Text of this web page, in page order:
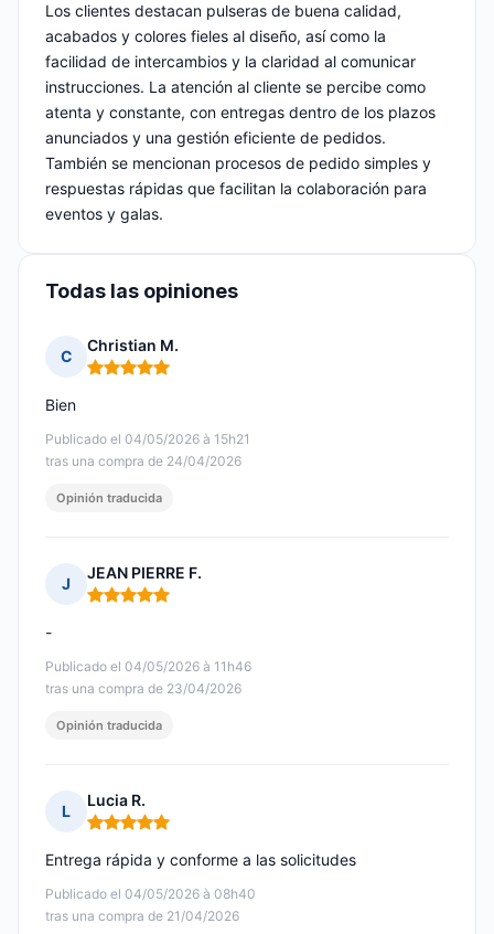
Los clientes destacan pulseras de buena calidad,
acabados y colores fieles al diseño, así como la
facilidad de intercambios y la claridad al comunicar
instrucciones. La atención al cliente se percibe como
atenta y constante, con entregas dentro de los plazos
anunciados y una gestión eficiente de pedidos.
También se mencionan procesos de pedido simples y
respuestas rápidas que facilitan la colaboración para
eventos y galas.
Todas las opiniones
C
Christian M.
Nota: 5 de 5
Publicado el 04/05/2026 à 15h21
tras una compra de 24/04/2026
Bien
Opinión traducida
J
JEAN PIERRE F.
Nota: 5 de 5
Publicado el 04/05/2026 à 11h46
tras una compra de 23/04/2026
-
Opinión traducida
L
Lucia R.
Nota: 5 de 5
Publicado el 04/05/2026 à 08h40
tras una compra de 21/04/2026
Entrega rápida y conforme a las solicitudes